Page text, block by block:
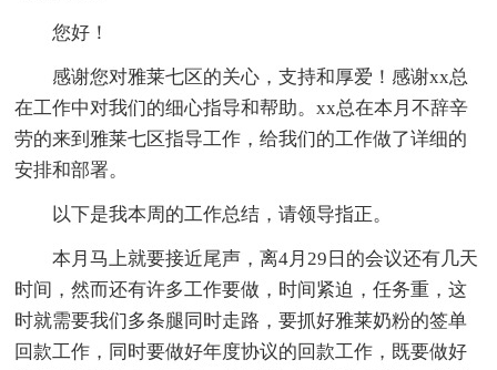
您好！
感谢您对雅莱七区的关心，支持和厚爱！感谢xx总
在工作中对我们的细心指导和帮助。xx总在本月不辞辛
劳的来到雅莱七区指导工作，给我们的工作做了详细的
安排和部署。
以下是我本周的工作总结，请领导指正。
本月马上就要接近尾声，离4月29日的会议还有几天
时间，然而还有许多工作要做，时间紧迫，任务重，这
时就需要我们多条腿同时走路，要抓好雅莱奶粉的签单
回款工作，同时要做好年度协议的回款工作，既要做好